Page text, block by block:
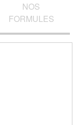
NOS
FORMULES